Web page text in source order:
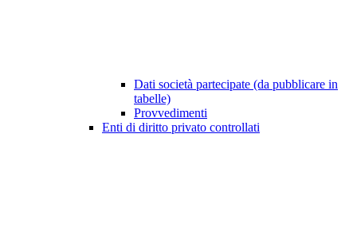
Dati società partecipate (da pubblicare in
tabelle)
Provvedimenti
Enti di diritto privato controllati